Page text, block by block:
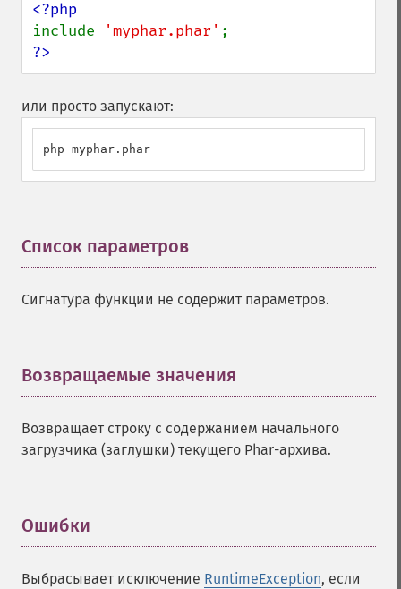
include
'myphar.phar'
?>
или просто запускают:
php myphar.phar
Список параметров
Сигнатура функции не содержит параметров.
Возвращаемые значения
Возвращает строку с содержанием начального
загрузчика (заглушки) текущего Phar-архива.
Ошибки
Выбрасывает исключение RuntimeException, если